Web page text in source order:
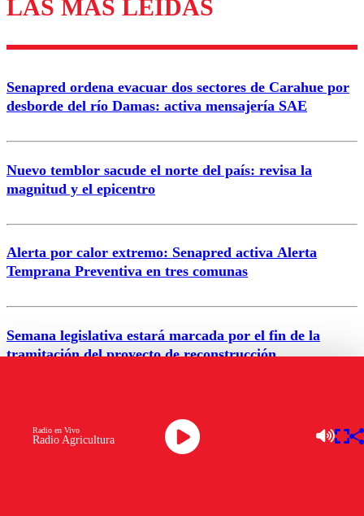
diálogo respetuoso.
Correo
LAS MÁS LEÍDAS
Senapred ordena evacuar dos sectores de Carahue por
desborde del río Damas: activa mensajería SAE
Nuevo temblor sacude el norte del país: revisa la
magnitud y el epicentro
Alerta por calor extremo: Senapred activa Alerta
Temprana Preventiva en tres comunas
Semana legislativa estará marcada por el fin de la
tramitación del proyecto de reconstrucción
Radio Agricultura
Radio en Vivo